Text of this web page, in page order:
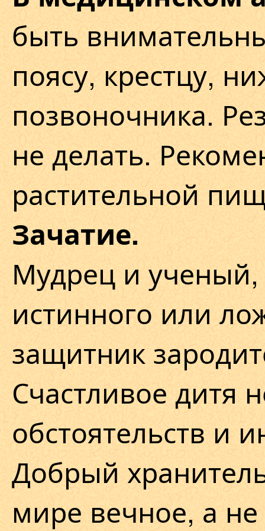
быть
поясу, крестцу,
позвоночника.
не делать.
растительной
Зачатие.
Мудрец и
истинного или
защитник
Счастливое дитя
обстоятельств и
Добрый
мире вечное, а